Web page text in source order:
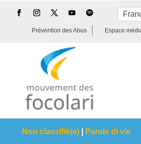
Prévention des Abus Espace
Non classifié(e)| Parole di vie